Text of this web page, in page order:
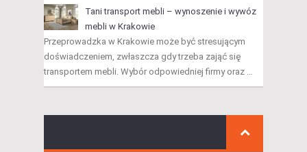
Tani transport mebli – wynoszenie i wywóz
mebli w Krakowie
Przeprowadzka w Krakowie może być stresującym
doświadczeniem, zwłaszcza gdy trzeba zająć się
transportem mebli. Wybór odpowiedniej firmy oraz …